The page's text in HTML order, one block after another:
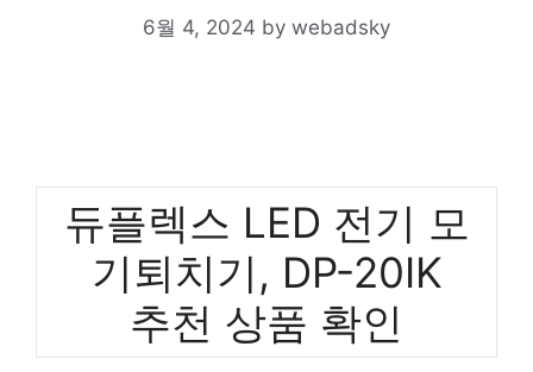
6월 4, 2024 by webadsky
듀플렉스 LED 전기 모
기퇴치기, DP-20IK
추천 상품 확인